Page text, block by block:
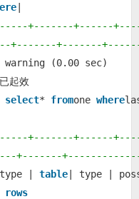
+-------+------
+-------+-------
(0.00 sec)
起效
select* fromone where
+-------+------
+-------
|
table | type |
rows